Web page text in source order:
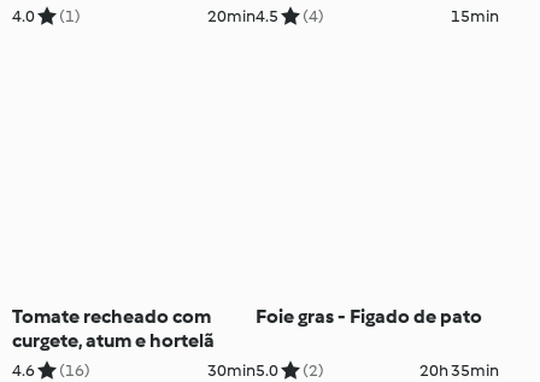
4.0 (1) 20min4.5 (4) 15min
Tomate recheado com
curgete, atum e hortelã
4.6 (16) 30min
Foie gras - Figado de pato
5.0 (2) 20h 35min